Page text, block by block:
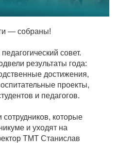
— собраны!
совет.
результаты года:
достижения,
проекты,
и педагогов.
которые
и уходят на
ТМТ Станислав